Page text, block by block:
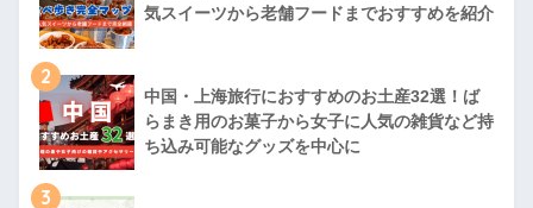
気スイーツから老舗フードまでおすすめを紹介
2
中国・上海旅行におすすめのお土産32選！ば
らまき用のお菓子から女子に人気の雑貨など持
ち込み可能なグッズを中心に
3